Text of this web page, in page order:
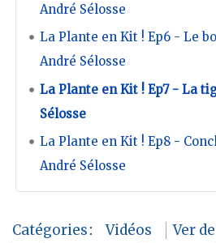
André Sélosse
La Plante en Kit ! Ep6 - Le
André Sélosse
La Plante en Kit ! Ep7 - La
Sélosse
La Plante en Kit ! Ep8 -
André Sélosse
Catégories: Vidéos
Ver